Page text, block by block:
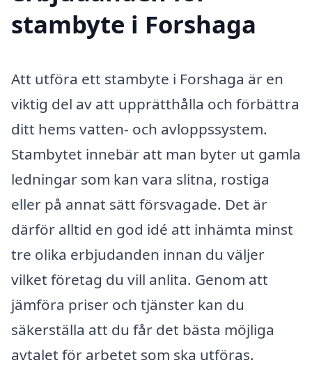
stambyte i Forshaga
Att utföra ett stambyte i Forshaga är en
viktig del av att upprätthålla och förbättra
ditt hems vatten- och avloppssystem.
Stambytet innebär att man byter ut gamla
ledningar som kan vara slitna, rostiga
eller på annat sätt försvagade. Det är
därför alltid en god idé att inhämta minst
tre olika erbjudanden innan du väljer
vilket företag du vill anlita. Genom att
jämföra priser och tjänster kan du
säkerställa att du får det bästa möjliga
avtalet för arbetet som ska utföras.